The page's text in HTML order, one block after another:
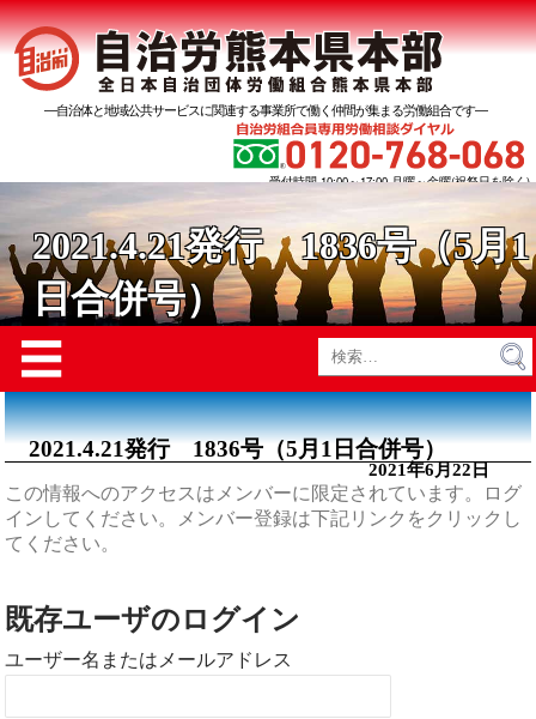
―自治体と地域公共サービスに関連する事業所で働く仲間が集まる労働組合です―
受付時間 10:00～17:00 月曜～金曜(祝祭日を除く)
2021.4.21発行 1836号（5月1
日合併号）
☰
検
索:
2021.4.21発行 1836号（5月1日合併号）
2021年6月22日
この情報へのアクセスはメンバーに限定されています。ログ
インしてください。メンバー登録は下記リンクをクリックし
てください。
既存ユーザのログイン
ユーザー名またはメールアドレス